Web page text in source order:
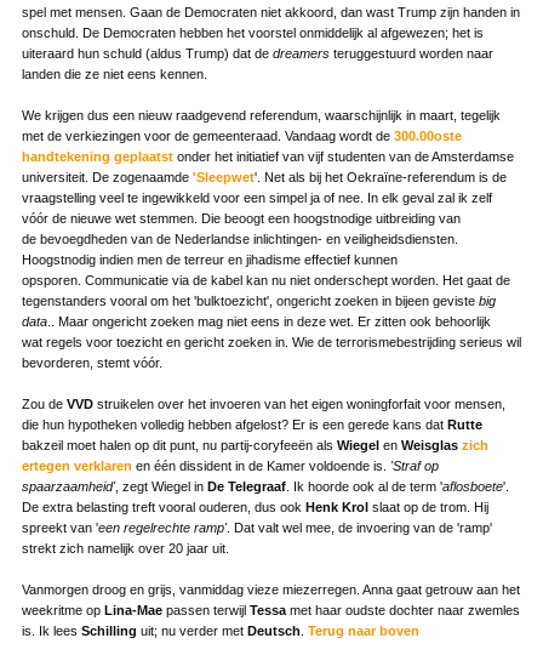
spel met mensen. Gaan de Democraten niet akkoord, dan wast Trump zijn handen in
onschuld. De Democraten hebben het voorstel onmiddelijk al afgewezen; het is
uiteraard hun schuld (aldus Trump) dat de dreamersteruggestuurd worden naar
landen die ze niet eens kennen.
We krijgen dus een nieuw raadgevend referendum, waarschijnlijk in maart, tegelijk
met de verkiezingen voor de gemeenteraad. Vandaag wordt de 300.00oste
handtekening geplaatst onder het initiatief van vijf studenten van de Amsterdamse
universiteit. De zogenaamde 'Sleepwet'. Net als bij het Oekraïne-referendum is de
vraagstelling veel te ingewikkeld voor een simpel ja of nee. In elk geval zal ik zelf
vóór de nieuwe wet stemmen. Die beoogt een hoogstnodige uitbreiding van
de bevoegdheden van de Nederlandse inlichtingen- en veiligheidsdiensten.
Hoogstnodig indien men de terreur en jihadisme effectief kunnen
opsporen. Communicatie via de kabel kan nu niet onderschept worden. Het gaat de
tegenstanders vooral om het 'bulktoezicht', ongericht zoeken in bijeen geviste big
data.. Maar ongericht zoeken mag niet eens in deze wet. Er zitten ook behoorlijk
wat regels voor toezicht en gericht zoeken in. Wie de terrorismebestrijding serieus wil
bevorderen, stemt vóór.
Zou deVVDstruikelen over het invoeren van het eigen woningforfait voor mensen,
die hun hypotheken volledig hebben afgelost? Er is een gerede kans dat Rutte
bakzeil moet halen op dit punt, nu partij-coryfeeën als Wiegelen Weisglas zich
ertegen verklaren en één dissident in de Kamer voldoende is. 'Straf op
spaarzaamheid', zegt Wiegel inDe Telegraaf. Ik hoorde ook al de term 'aflosboete'.
De extra belasting treft vooral ouderen, dus ook Henk Krolslaat op de trom. Hij
spreekt van 'een regelrechte ramp'. Dat valt wel mee, de invoering van de 'ramp'
strekt zich namelijk over 20 jaar uit.
Vanmorgen droog en grijs, vanmiddag vieze miezerregen. Anna gaat getrouw aan het
weekritme op Lina-Maepassen terwijl Tessamet haar oudste dochter naar zwemles
is. Ik lees Schilling uit; nu verder met Deutsch Terug naar boven